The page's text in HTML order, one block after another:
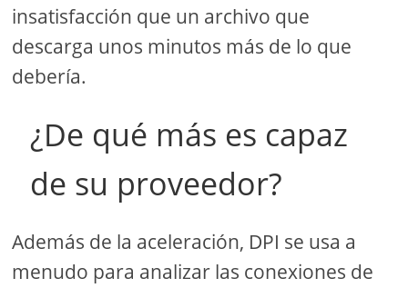
insatisfacción que un archivo que
descarga unos minutos más de lo que
debería.
¿De qué más es capaz
de su proveedor?
Además de la aceleración, DPI se usa a
menudo para analizar las conexiones de